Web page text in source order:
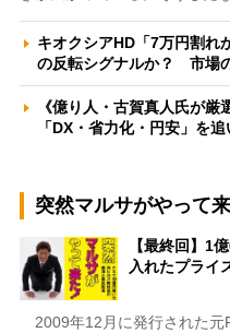
キオクシアHD「7万円割れ
の反転シグナルか？ 市場
《億り人・古賀真人氏が厳
「DX・省力化・円安」を
突然マルサがやって来
【最終回】1
入れたプライ
2009年12月に発行された元